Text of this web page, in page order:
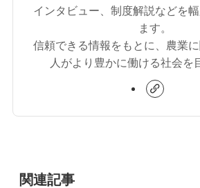
インタビュー、制度解説などを
ます。
信頼できる情報をもとに、農業
人がより豊かに働ける社会を
関連記事